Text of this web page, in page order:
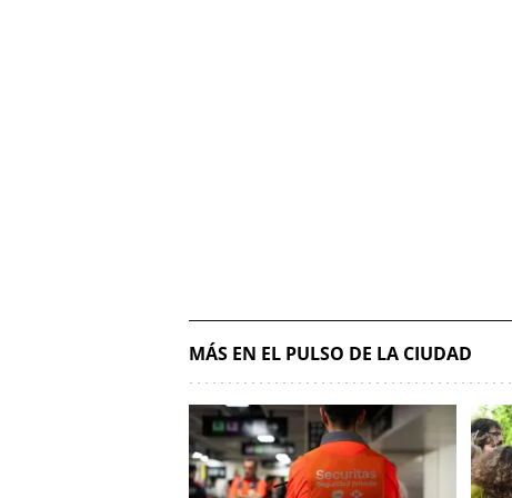
MÁS EN EL PULSO DE LA CIUDAD